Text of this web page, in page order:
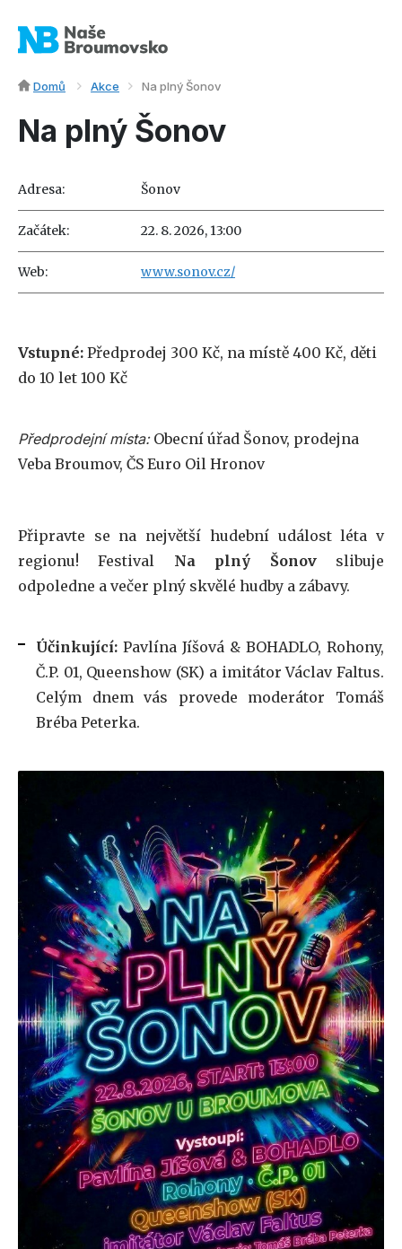
Domů Akce Na plný Šonov
Na plný Šonov
Adresa: Šonov
Začátek: 22. 8. 2026, 13:00
Web: www.sonov.cz/
Vstupné: Předprodej 300 Kč, na místě 400 Kč, děti
do 10 let 100 Kč
Předprodejní místa:Obecní úřad Šonov, prodejna
Veba Broumov, ČS Euro Oil Hronov
Připravte se na největší hudební událost léta v
regionu! Festival Na plný Šonovslibuje
odpoledne a večer plný skvělé hudby a zábavy.
Účinkující: Pavlína Jíšová & BOHADLO, Rohony,
Č.P. 01, Queenshow (SK) a imitátor Václav Faltus.
Celým dnem vás provede moderátor Tomáš
Bréba Peterka.